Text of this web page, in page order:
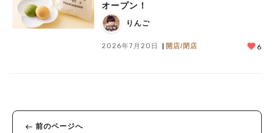
オープン！
りんご
2026年7月20日 開店/閉店 6
前のページへ